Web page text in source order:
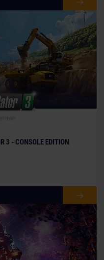
3 - CONSOLE EDITION